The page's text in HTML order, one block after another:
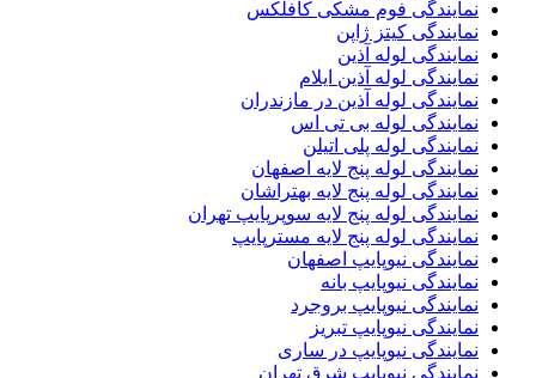
نمایندگی فوم مشکی کافلکس
نمایندگی کیتز ژاپن
نمایندگی لوله آذین
نمایندگی لوله آذین ایلام
نمایندگی لوله آذین در مازندران
نمایندگی لوله بی تی اس
نمایندگی لوله پلی اتیلن
نمایندگی لوله پنج لایه اصفهان
نمایندگی لوله پنج لایه بهتراشان
نمایندگی لوله پنج لایه سوپرپایپ تهران
نمایندگی لوله پنج لایه مسترپایپ
نمایندگی نیوپایپ اصفهان
نمایندگی نیوپایپ بانه
نمایندگی نیوپایپ بروجرد
نمایندگی نیوپایپ تبریز
نمایندگی نیوپایپ در ساری
نمایندگی نیوپایپ شرق تهران